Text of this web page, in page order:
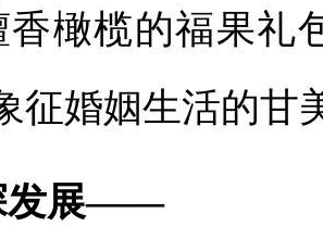
香橄榄的福果礼
征婚姻生活的甘
展——